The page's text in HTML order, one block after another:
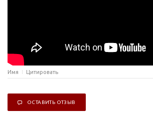
Имя Цитировать
ОСТАВИТЬ ОТЗЫВ